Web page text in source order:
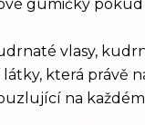
gumičky
vlasy,
která právě
na